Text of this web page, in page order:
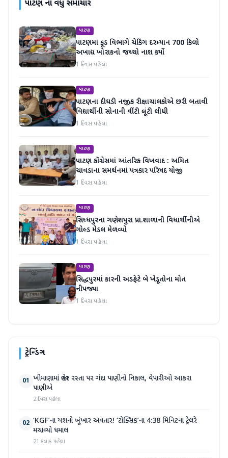
પાટણના વધુ સમાચાર
પાટણ
પાટણમાં ફૂડ વિભાગે ચેકિંગ દરમ્યાન 700 કિલો
અખાદ્ય ખોરાકનો જથ્થો નાશ કર્યો
1 દિવસ પહેલા
પાટણ
પાટણના દીઘડી નજીક રીક્ષાચાલકોએ છરી બતાવી
વિદ્યાર્થીની સોનાની વીંટી લૂંટી લીધી
1 દિવસ પહેલા
પાટણ
પાટણ કોંગ્રેસમાં આંતરિક વિખવાદ : અમિત
ચાવડાના સમર્થનમાં પત્રકાર પરિષદ યોજી
1 દિવસ પહેલા
પાટણ
સિધ્ધપુરના ગણેશપુરા પ્રા.શાળાની વિધાર્થીનીએ
ગોલ્ડ મેડલ મેળવ્યો
1 દિવસ પહેલા
પાટણ
સિદ્ધપુરમાં કારની અડફેટે બે ખેડૂતોના મોત
નીપજ્યા
1 દિવસ પહેલા
ટ્રેન્ડિંગ
01 ખીમાણામાં જાહેર રસ્તા પર ગંદા પાણીનો નિકાલ, વેપારીઓ આકરા
પાણીએ
2 દિવસ પહેલા
02 ‘KGF’ના યશનો ખૂંખાર અવતાર! ‘ટોક્સિક’ના 4:38 મિનિટના ટ્રેલરે
મચાવ્યો ધમાલ
21 કલાક પહેલા